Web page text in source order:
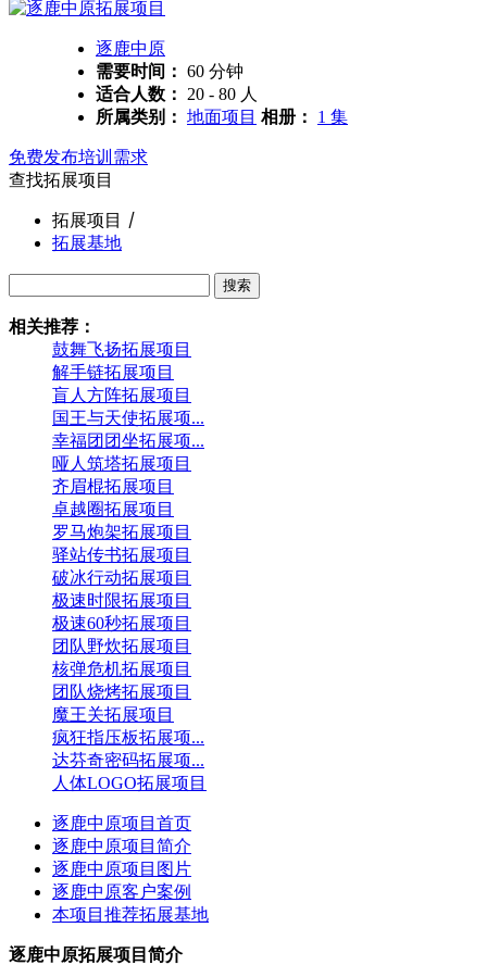
逐鹿中原
需要时间： 60 分钟
适合人数：
20 - 80 人
所属类别： 地面项目 相册： 1 集
免费发布培训需求
查找拓展项目
拓展项目
丨
拓展基地
搜索
相关推荐：
鼓舞飞扬拓展项目
解手链拓展项目
盲人方阵拓展项目
国王与天使拓展项...
幸福团团坐拓展项...
哑人筑塔拓展项目
齐眉棍拓展项目
卓越圈拓展项目
罗马炮架拓展项目
驿站传书拓展项目
破冰行动拓展项目
极速时限拓展项目
极速60秒拓展项目
团队野炊拓展项目
核弹危机拓展项目
团队烧烤拓展项目
魔王关拓展项目
疯狂指压板拓展项...
达芬奇密码拓展项...
人体LOGO拓展项目
逐鹿中原项目首页
逐鹿中原项目简介
逐鹿中原项目图片
逐鹿中原客户案例
本项目推荐拓展基地
逐鹿中原拓展项目简介